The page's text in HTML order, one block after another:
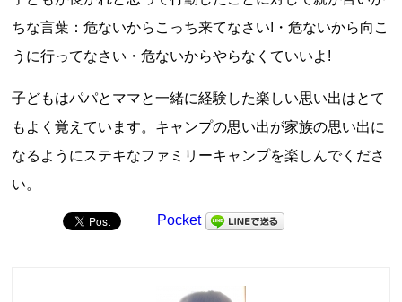
ちな言葉：危ないからこっち来てなさい!・危ないから向こ
うに行ってなさい・危ないからやらなくていいよ!
子どもはパパとママと一緒に経験した楽しい思い出はとて
もよく覚えています。キャンプの思い出が家族の思い出に
なるようにステキなファミリーキャンプを楽しんでくださ
い。
Pocket